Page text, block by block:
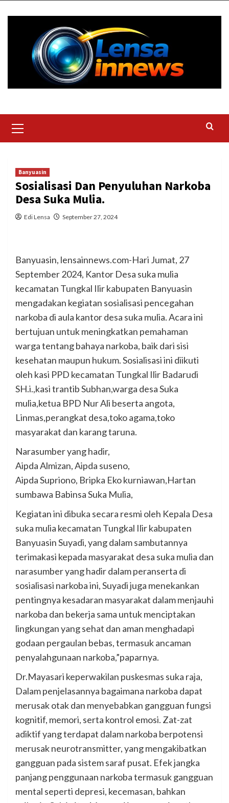
Menu
Banyuasin
Sosialisasi Dan Penyuluhan Narkoba
Desa Suka Mulia.
Edi Lensa September 27, 2024
Banyuasin, lensainnews.com-Hari Jumat, 27
September 2024, Kantor Desa suka mulia
kecamatan Tungkal Ilir kabupaten Banyuasin
mengadakan kegiatan sosialisasi pencegahan
narkoba di aula kantor desa suka mulia. Acara ini
bertujuan untuk meningkatkan pemahaman
warga tentang bahaya narkoba, baik dari sisi
kesehatan maupun hukum. Sosialisasi ini diikuti
oleh kasi PPD kecamatan Tungkal Ilir Badarudi
SH.i.,kasi trantib Subhan,warga desa Suka
mulia,ketua BPD Nur Ali beserta angota,
Linmas,perangkat desa,toko agama,toko
masyarakat dan karang taruna.
Narasumber yang hadir,
Aipda Almizan, Aipda suseno,
Aipda Supriono, Bripka Eko kurniawan,Hartan
sumbawa Babinsa Suka Mulia,
Kegiatan ini dibuka secara resmi oleh Kepala Desa
suka mulia kecamatan Tungkal Ilir kabupaten
Banyuasin Suyadi, yang dalam sambutannya
terimakasi kepada masyarakat desa suka mulia dan
narasumber yang hadir dalam peranserta di
sosialisasi narkoba ini, Suyadi juga menekankan
pentingnya kesadaran masyarakat dalam menjauhi
narkoba dan bekerja sama untuk menciptakan
lingkungan yang sehat dan aman menghadapi
godaan pergaulan bebas, termasuk ancaman
penyalahgunaan narkoba,”paparnya.
Dr.Mayasari keperwakilan puskesmas suka raja,
Dalam penjelasannya bagaimana narkoba dapat
merusak otak dan menyebabkan gangguan fungsi
kognitif, memori, serta kontrol emosi. Zat-zat
adiktif yang terdapat dalam narkoba berpotensi
merusak neurotransmitter, yang mengakibatkan
gangguan pada sistem saraf pusat. Efek jangka
panjang penggunaan narkoba termasuk gangguan
mental seperti depresi, kecemasan, bahkan